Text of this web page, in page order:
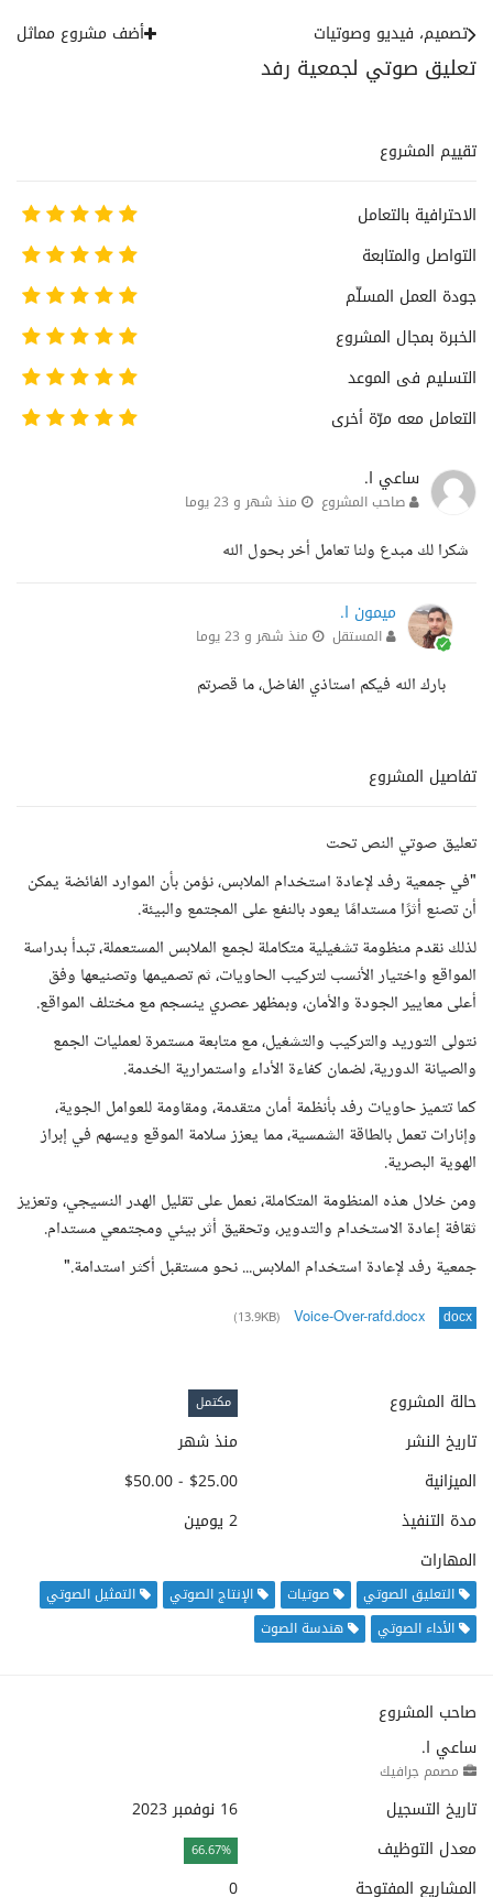
تعليق صوتي لجمعية رفد
تصميم، فيديو وصوتيات أضف مشروع مماثل
تقييم المشروع
الاحترافية بالتعامل
التواصل والمتابعة
جودة العمل المسلّم
الخبرة بمجال المشروع
التسليم فى الموعد
التعامل معه مرّة أخرى
ساعي ا.
صاحب المشروع منذ شهر و 23 يوما
شكرا لك مبدع ولنا تعامل أخر بحول الله
ميمون ا.
المستقل منذ شهر و 23 يوما
بارك الله فيكم استاذي الفاضل، ما قصرتم
تفاصيل المشروع
تعليق صوتي النص تحت
"في جمعية رفد لإعادة استخدام الملابس، نؤمن بأن الموارد الفائضة يمكن
أن تصنع أثرًا مستدامًا يعود بالنفع على المجتمع والبيئة.
لذلك نقدم منظومة تشغيلية متكاملة لجمع الملابس المستعملة، تبدأ بدراسة
المواقع واختيار الأنسب لتركيب الحاويات، ثم تصميمها وتصنيعها وفق
أعلى معايير الجودة والأمان، وبمظهر عصري ينسجم مع مختلف المواقع.
نتولى التوريد والتركيب والتشغيل، مع متابعة مستمرة لعمليات الجمع
والصيانة الدورية، لضمان كفاءة الأداء واستمرارية الخدمة.
كما تتميز حاويات رفد بأنظمة أمان متقدمة، ومقاومة للعوامل الجوية،
وإنارات تعمل بالطاقة الشمسية، مما يعزز سلامة الموقع ويسهم في إبراز
الهوية البصرية.
ومن خلال هذه المنظومة المتكاملة، نعمل على تقليل الهدر النسيجي، وتعزيز
ثقافة إعادة الاستخدام والتدوير، وتحقيق أثر بيئي ومجتمعي مستدام.
جمعية رفد لإعادة استخدام الملابس... نحو مستقبل أكثر استدامة."
docx
Voice-Over-rafd.docx
(13.9KB)
حالة المشروع مكتمل
تاريخ النشر
منذ شهر
الميزانية
$25.00 - $50.00
مدة التنفيذ
2 يومين
المهارات
التعليق الصوتي صوتيات الإنتاج الصوتي
التمثيل الصوتي
الأداء الصوتي
هندسة الصوت
صاحب المشروع
ساعي ا.
مصمم جرافيك
تاريخ التسجيل
16 نوفمبر 2023
معدل التوظيف
66.67%
المشاريع المفتوحة
0